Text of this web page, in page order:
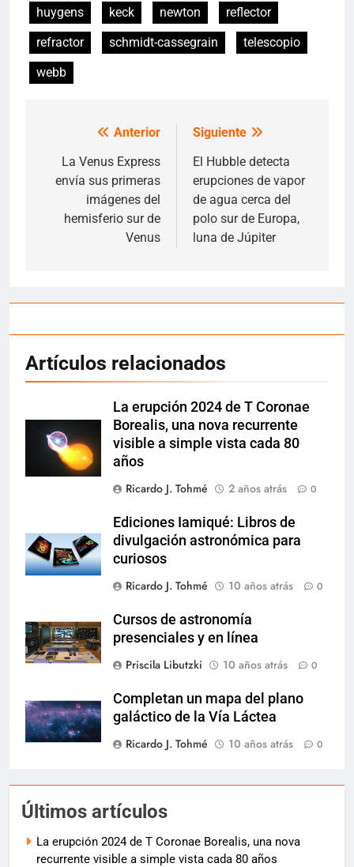
huygens
keck newton
reflector
refractor
schmidt-cassegrain
telescopio
webb
Navegación
entradas
Anterior
La Venus Express
envía sus primeras
imágenes del
hemisferio sur de
Venus
Siguiente
El Hubble detecta
erupciones de vapor
de agua cerca del
polo sur de Europa,
luna de Júpiter
Artículos relacionados
La erupción 2024 de T Coronae
Borealis, una nova recurrente
visible a simple vista cada 80
años
Ricardo J. Tohmé
2 años atrás 0
Ediciones Iamiqué: Libros de
divulgación astronómica para
curiosos
Ricardo J. Tohmé
10 años atrás 0
Cursos de astronomía
presenciales y en línea
Priscila Libutzki
10 años atrás 0
Completan un mapa del plano
galáctico de la Vía Láctea
Ricardo J. Tohmé
10 años atrás 0
Últimos artículos
La erupción 2024 de T Coronae Borealis, una nova
recurrente visible a simple vista cada 80 años